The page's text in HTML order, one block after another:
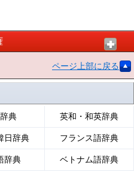
ページ上部に戻る
典 英和・和英辞典
日辞典 フランス語辞典
辞典 ベトナム語辞典